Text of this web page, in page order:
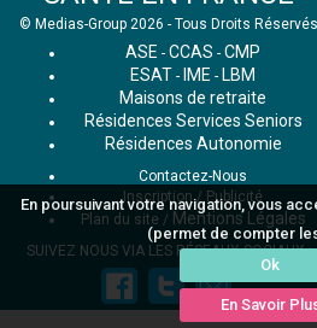
En poursuivant votre navigation, vous
(permet de compter
Ok
En Savoir
© Medias-Group 2026 - Tous Droits Réservés
ASE - CCAS - CMP
ESAT - IME - LBM
Maisons de retraite
Résidences Services Seniors
Résidences Autonomie
Contactez-Nous
Inscription / Publicité
Plan du site / Mentions Légales
SUIVEZ NOUS VIA LES RÉSEAUX SOCIAUX :